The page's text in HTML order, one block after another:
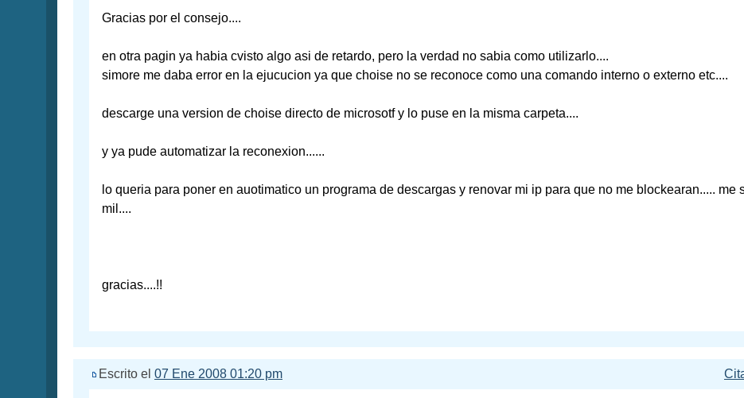
Gracias por el consejo....
en otra pagin ya habia cvisto algo asi de retardo, pero la verdad no sabia como utilizarlo....
simore me daba error en la ejucucion ya que choise no se reconoce como una comando interno o externo etc....
descarge una version de choise directo de microsotf y lo puse en la misma carpeta....
y ya pude automatizar la reconexion......
lo queria para poner en auotimatico un programa de descargas y renovar mi ip para que no me blockearan..... me
mil....
gracias....!!
Escrito el 07 Ene 2008 01:20 pm